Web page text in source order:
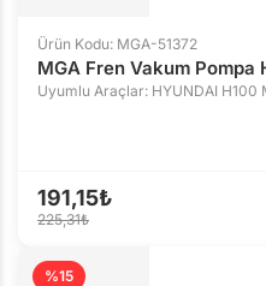
Ürün Kodu: MGA-51372
MGA Fren Vakum Pompa
Uyumlu Araçlar: HYUNDAI
191,15₺
225,31₺
%15